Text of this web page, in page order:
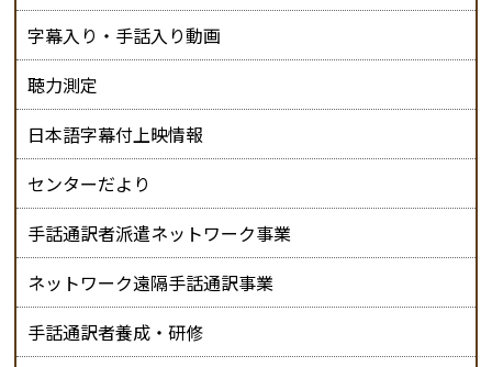
字幕入り・手話入り動画
聴力測定
日本語字幕付上映情報
センターだより
手話通訳者派遣ネットワーク事業
ネットワーク遠隔手話通訳事業
手話通訳者養成・研修